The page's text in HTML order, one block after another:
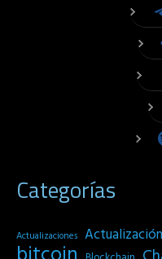
Categorías
Actualizaciones Actualización